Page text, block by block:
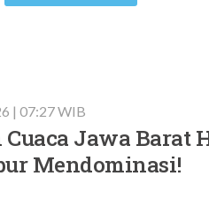
| 07:27 WIB
Jawa Barat
Mendominasi!